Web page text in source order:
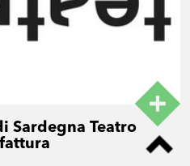
Sardegna Teatro